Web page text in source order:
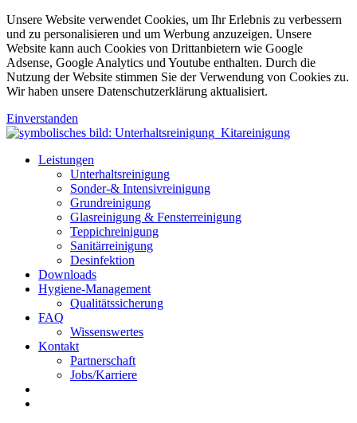
Unsere Website verwendet Cookies, um Ihr Erlebnis zu verbessern
und zu personalisieren und um Werbung anzuzeigen. Unsere
Website kann auch Cookies von Drittanbietern wie Google
Adsense, Google Analytics und Youtube enthalten. Durch die
Nutzung der Website stimmen Sie der Verwendung von Cookies zu.
Wir haben unsere Datenschutzerklärung aktualisiert.
Einverstanden
Leistungen
Unterhaltsreinigung
Sonder-& Intensivreinigung
Grundreinigung
Glasreinigung & Fensterreinigung
Teppichreinigung
Sanitärreinigung
Desinfektion
Downloads
Hygiene-Management
Qualitätssicherung
FAQ
Wissenswertes
Kontakt
Partnerschaft
Jobs/Karriere